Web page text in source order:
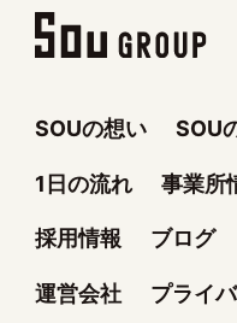
SOUの想い SOU
1日の流れ 事業所
採用情報 ブログ
運営会社 プライ